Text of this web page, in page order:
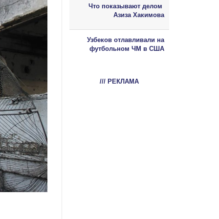
Что показывают делом
Азиза Хакимова
Узбеков отлавливали на
футбольном ЧМ в США
/// РЕКЛАМА